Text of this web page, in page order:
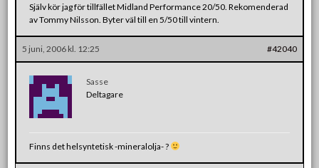
Själv kör jag för tillfället Midland Performance 20/50. Rekomenderad
av Tommy Nilsson. Byter väl till en 5/50 till vintern.
5 juni, 2006 kl. 12:25 #42040
Sasse
Deltagare
Finns det helsyntetisk -mineralolja- ?